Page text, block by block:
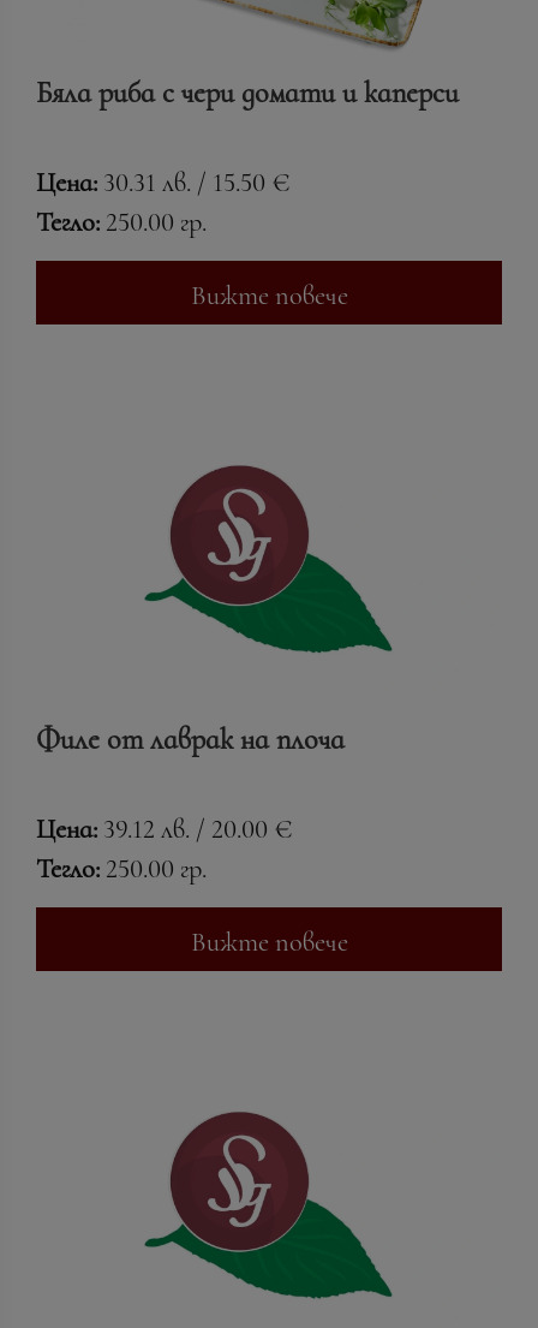
Бяла риба с чери домати и каперси
Цена: 30.31 лв. / 15.50 €
Тегло: 250.00 гр.
Вижте повече
Филе от лаврак на плоча
Цена: 39.12 лв. / 20.00 €
Тегло: 250.00 гр.
Вижте повече